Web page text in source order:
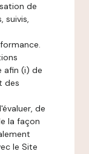
de
suivis,
afin (i) de
des
de
la façon
le Site